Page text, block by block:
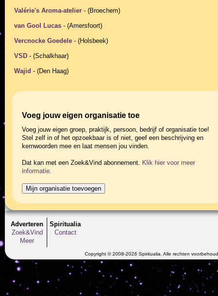
Valérie's Aroma-atelier - (Broechem)
van Gool Lucas - (Amersfoort)
Vercnocke Goedele - (Holsbeek)
VSD - (Schalkhaar)
Wajid - (Den Haag)
Voeg jouw eigen organisatie toe
Voeg jouw eigen groep, praktijk, persoon, bedrijf of organisatie toe!
Stel zelf in of het opzoekbaar is of niet, geef een beschrijving en
kernwoorden mee en laat mensen jou vinden.
Dat kan met een Zoek&Vind abonnement. Klik hier voor meer
informatie
Adverteren
Zoek&Vind
Meer
Spiritualia
Contact
Copyright © 2008-2026 Spiritualia. Alle rechten